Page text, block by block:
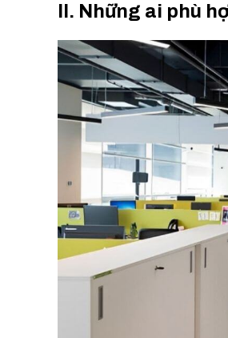
II. Những ai phù